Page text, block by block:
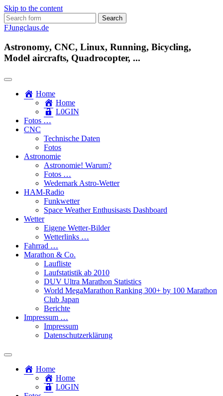
Skip to the content
Search
for:
FJungclaus.de
Astronomy, CNC, Linux, Running, Bicycling,
Model aircrafts, Quadrocopter, ...
Home
Home
L​0​​GIN
Fotos …
CNC
Technische Daten
Fotos
Astronomie
Astronomie! Warum?
Fotos …
Wedemark Astro-Wetter
HAM-Radio
Funkwetter
Space Weather Enthusisasts Dashboard
Wetter
Eigene Wetter-Bilder
Wetterlinks …
Fahrrad …
Marathon & Co.
Laufliste
Laufstatistik ab 2010
DUV Ultra Marathon Statistics
World MegaMarathon Ranking 300+ by 100 Marathon
Club Japan
Berichte
Impressum …
Impressum
Datenschutzerklärung
Toggle
search
field
Home
Home
L​0​​GIN